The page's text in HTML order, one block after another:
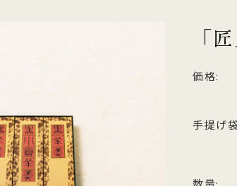
森八エクスプレス便
メッセージカード
飴炊きのコシの
、紅白の和三盆
八の代表名
純度の高い氷砂糖と極上の糸寒
き 宝達
皮に良質な国内
包み込んだ人気
お召上がりやすい形に仕上げた
量セット
「
価格:
手提げ